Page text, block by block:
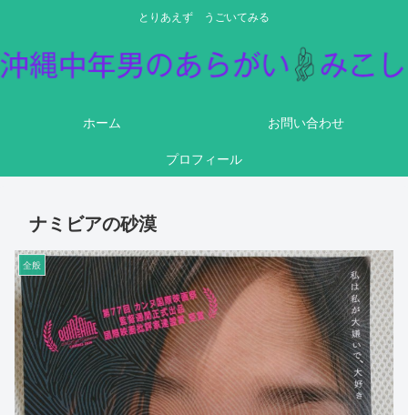
とりあえず うごいてみる
ホーム
お問い合わせ
プロフィール
ナミビアの砂漠
全般